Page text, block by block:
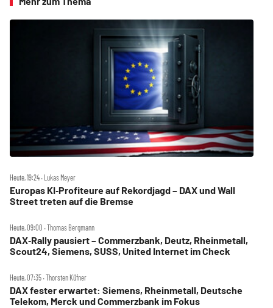
Heute, 19:24 ‧ Lukas Meyer
Europas KI‑Profiteure auf Rekordjagd – DAX und Wall
Street treten auf die Bremse
Heute, 09:00 ‧ Thomas Bergmann
DAX‑Rally pausiert – Commerzbank, Deutz, Rheinmetall,
Scout24, Siemens, SUSS, United Internet im Check
Heute, 07:35 ‧ Thorsten Küfner
DAX fester erwartet: Siemens, Rheinmetall, Deutsche
Telekom, Merck und Commerzbank im Fokus